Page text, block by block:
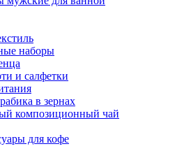
наборы
и салфетки
в зернах
композиционный чай
для кофе